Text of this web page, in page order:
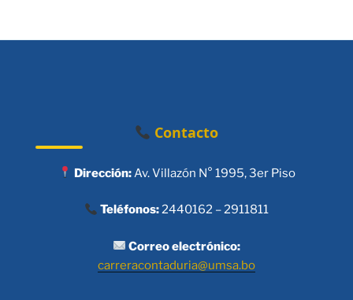
Contacto
Dirección:Av. Villazón N° 1995, 3er Piso
Teléfonos:2440162 – 2911811
Correo electrónico:
carreracontaduria@umsa.bo